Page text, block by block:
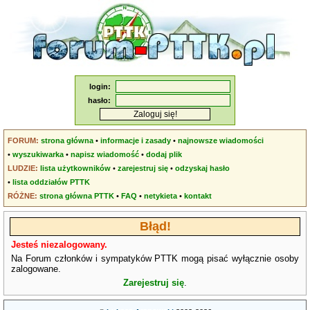
login:
hasło:
FORUM: strona główna •informacje i zasady •najnowsze wiadomości
•wyszukiwarka •napisz wiadomość •dodaj plik
LUDZIE: lista użytkowników •zarejestruj się •odzyskaj hasło
•lista oddziałów PTTK
RÓŻNE: strona główna PTTK •FAQ •netykieta •kontakt
Błąd!
Jesteś niezalogowany.
Na Forum członków i sympatyków PTTK mogą pisać wyłącznie osoby
zalogowane.
Zarejestruj się.